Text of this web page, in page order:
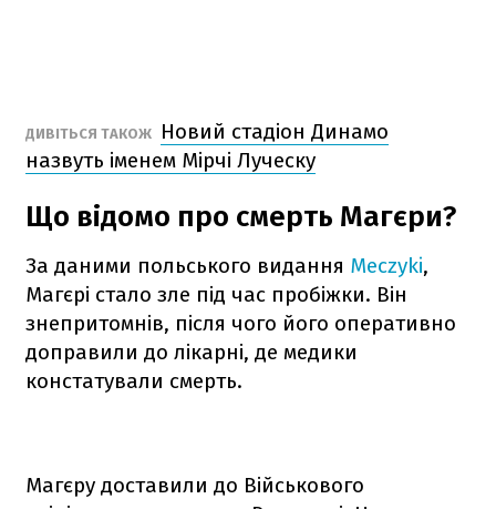
ДИВІТЬСЯ ТАКОЖ
Новий стадіон Динамо
назвуть іменем Мірчі Луческу
Що відомо про смерть Магєри?
За даними польського видання Meczyki,
Магєрі стало зле під час пробіжки. Він
знепритомнів, після чого його оперативно
доправили до лікарні, де медики
констатували смерть.
Магєру доставили до Військового